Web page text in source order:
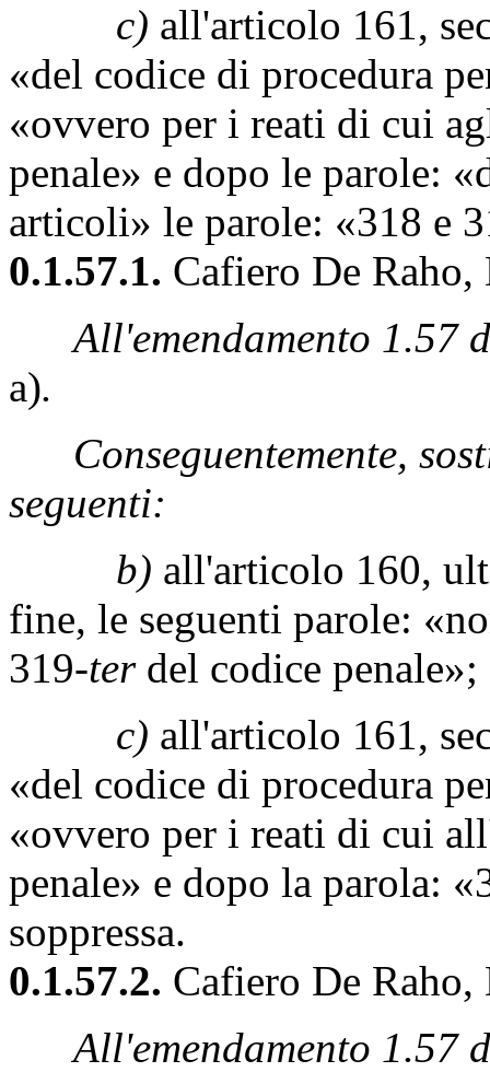
c) all'articolo 161,
«del codice di procedura
«ovvero per i reati di cui
penale» e dopo le parole:
articoli» le parole: «318 e
0.1.57.1. Cafiero De
All'emendamento 1.57
a).
Conseguentemente,
seguenti:
b) all'articolo 160,
fine, le seguenti parole:
319-terdel codice penale»;
c) all'articolo 161,
«del codice di procedura
«ovvero per i reati di cui
penale» e dopo la parola:
soppressa.
0.1.57.2. Cafiero De
All'emendamento 1.57